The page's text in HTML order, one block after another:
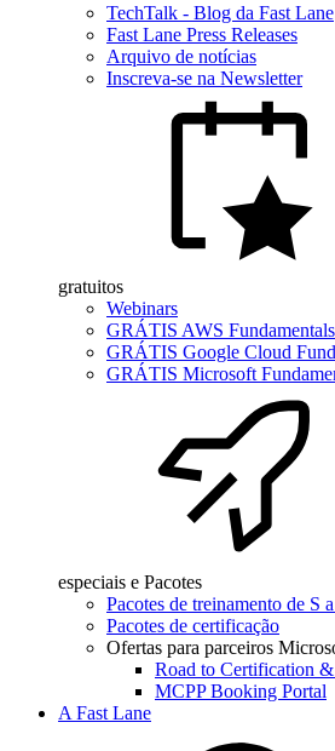
TechTalk - Blog da Fast Lane
Fast Lane Press Releases
Arquivo de notícias
Inscreva-se na Newsletter
gratuitos
Webinars
GRÁTIS AWS
GRÁTIS Google Cloud
GRÁTIS Microsoft
especiais e Pacotes
Pacotes de treinamento de S
Pacotes de certificação
Ofertas para parceiros
Road to Certification
MCPP Booking Portal
A Fast Lane